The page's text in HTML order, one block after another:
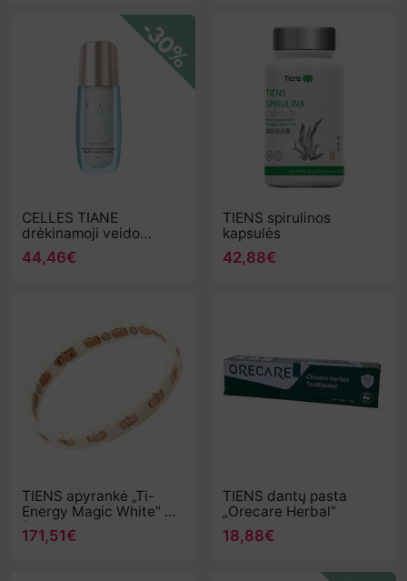
CELLES TIANE
drėkinamoji veido
esencija
44,46€
TIENS spirulinos
kapsulės
42,88€
TIENS apyrankė „Ti-
Energy Magic White“ XL
(Ilgis-200 mm)
171,51€
TIENS dantų pasta
„Orecare Herbal“
18,88€